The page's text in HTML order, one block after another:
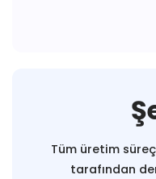
Tüm üretim
tarafından